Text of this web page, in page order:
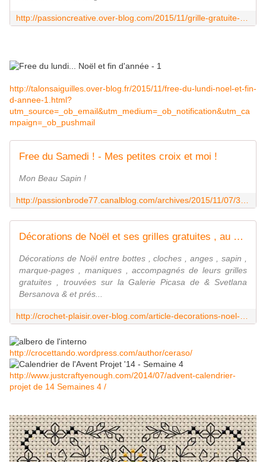
http://talonsaiguilles.over-blog.fr/2015/11/free-du-lundi-noel-et-fin-
d-annee-1.html?
utm_source=_ob_email&utm_medium=_ob_notification&utm_ca
mpaign=_ob_pushmail
Free du Samedi ! - Mes petites croix et moi !
Mon Beau Sapin !
Décorations de Noël et ses grilles gratuites , au crochet ! - Le blog de Anne
Décorations de Noël entre bottes , cloches , anges , sapin ,
marque-pages , maniques , accompagnés de leurs grilles
gratuites , trouvées sur la Galerie Picasa de & Svetlana
Bersanova & et prés...
http://crocettando.wordpress.com/author/ceraso/
http://www.justcraftyenough.com/2014/07/advent-calendrier-
projet de 14 Semaines 4 /